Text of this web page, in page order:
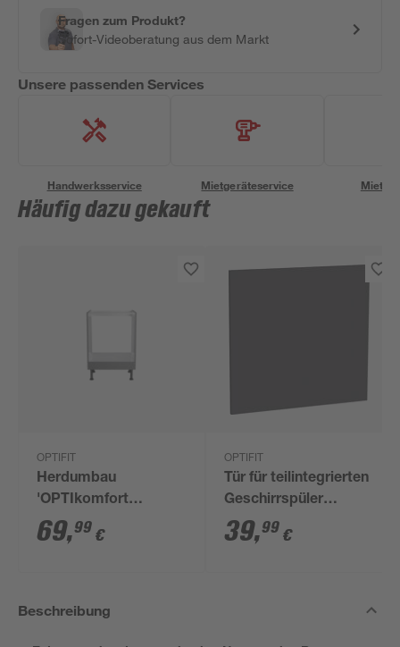
Fragen zum Produkt?
Sofort-Videoberatung aus dem Markt
Unsere passenden Services
Handwerksservice Mietgeräteservice
Häufig dazu gekauft
OPTIFIT
Herdumbau
'OPTIkomfort
Mats825' basaltgrau
60 x 87 x 58,4 cm
69,99 €
OPTIFIT
Tür für teilintegrierten
Geschirrspüler
'Optikomfort
Ingvar420' anthrazit
39,99 €
Beschreibung